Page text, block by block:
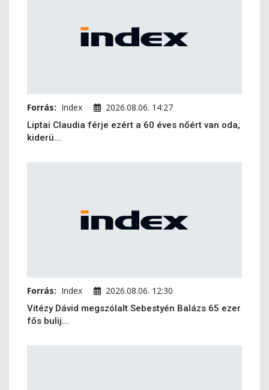
Forrás: Index 2026.08.06. 14:27
Liptai Claudia férje ezért a 60 éves nőért van oda,
kiderü...
Forrás: Index 2026.08.06. 12:30
Vitézy Dávid megszólalt Sebestyén Balázs 65 ezer
fős bulij...